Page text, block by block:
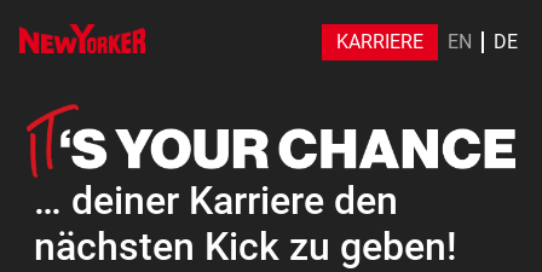
KARRIERE EN DE
… deiner Karriere den
nächsten Kick zu geben!